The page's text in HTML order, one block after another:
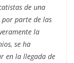
de una
parte de las
la
se ha
en la llegada de